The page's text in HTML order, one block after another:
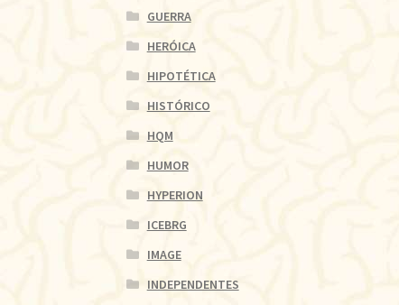
GUERRA
HERÓICA
HIPOTÉTICA
HISTÓRICO
HQM
HUMOR
HYPERION
ICEBRG
IMAGE
INDEPENDENTES